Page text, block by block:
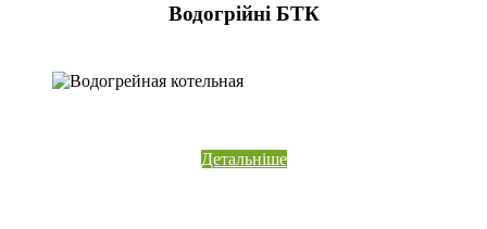
Водогрійні БТК
Детальніше